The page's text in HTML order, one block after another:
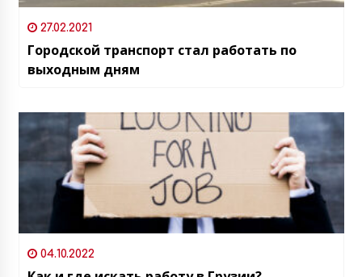
27.02.2021
Городской транспорт стал работать по
выходным дням
04.10.2022